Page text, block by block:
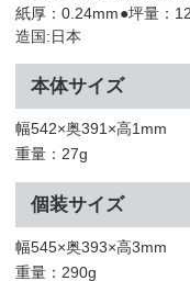
紙厚：0.24mm●坪量：
造国:日本
本体サイズ
幅542×奥391×高1mm
重量：27g
個装サイズ
幅545×奥393×高3mm
重量：290g